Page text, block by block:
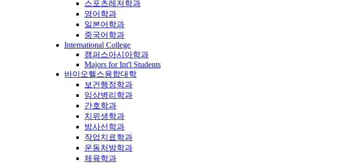
스포츠레저학과
영어학과
일본어학과
중국어학과
International College
캠퍼스아시아학과
Majors for Int'l Students
바이오헬스융합대학
보건행정학과
임상병리학과
간호학과
치위생학과
방사선학과
작업치료학과
운동처방학과
체육학과